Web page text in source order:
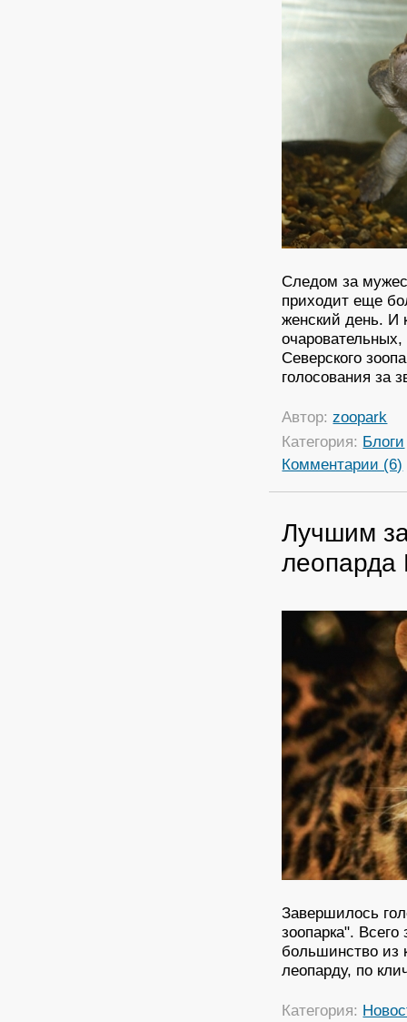
Следом за
приходит еще
женский день. И
Северского
голосования за
Автор:zoopark
Категория: Блоги
Комментарии (6)
Лучшим
леопарда
Завершилось
зоопарка".
большинство из
леопарду, по
Категория: